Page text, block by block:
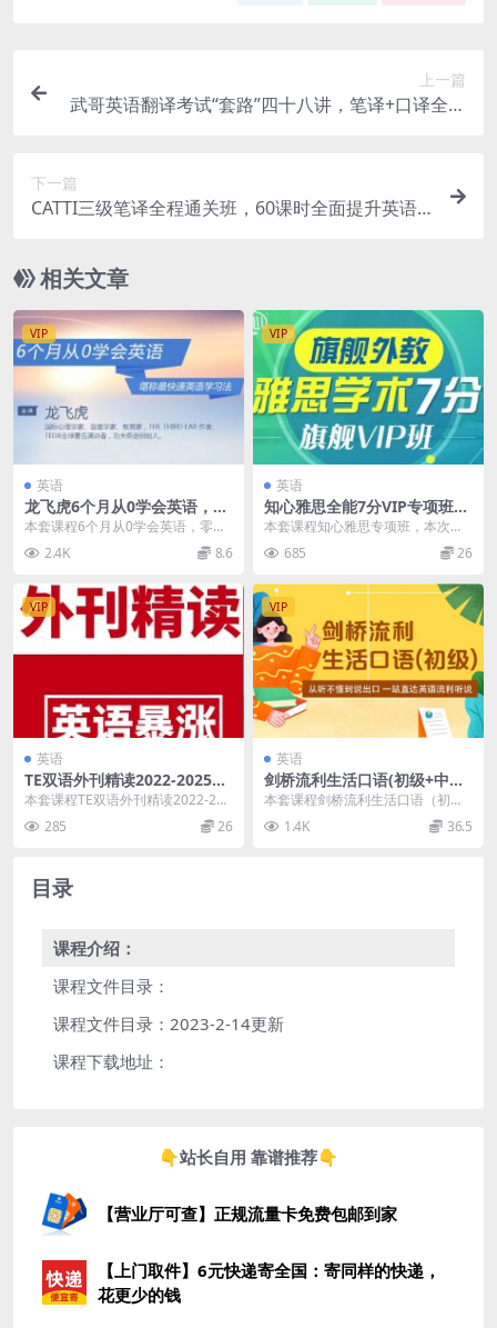
上一篇
武哥英语翻译考试“套路”四十八讲，笔译+口译全套
下一篇
CATTI三级笔译全程通关班，60课时全面提升英语
相关文章
VIP
英语
龙飞虎6个月从0学会英语，零
基础起步高效学英语 价值260
本套课程6个月从0学会英语，零基
础起步高效学英语为网友所求资
源，本套课程是针对广...
2.4K 8.6
VIP
英语
知心雅思全能7分VIP专项班，
雅思提分课程百度云 价值488
本套课程知心雅思专项班，本次更
新包含知心雅思最新课程四科6分专
项班、知心雅思最新...
685 26
VIP
英语
TE双语外刊精读2022-2025合
集 精品合集(更新至2025年4
本套课程TE双语外刊精读2022-202
5 合集，考研英语每日精读，双语
外刊精读...
285 26
VIP
英语
剑桥流利生活口语(初级+中级
+高级)，英语口语学习视频课
本套课程剑桥流利生活口语（初级
+中级+高级)，课程官方售价5697
元。无论你是因...
1.4K 36.5
目录
课程介绍：
课程文件目录：
课程文件目录：2023-2-14更新
课程下载地址：
👇站长自用 靠谱推荐👇
【营业厅可查】正规流量卡免费包邮到家
【上门取件】6元快递寄全国：寄同样的快递，
花更少的钱